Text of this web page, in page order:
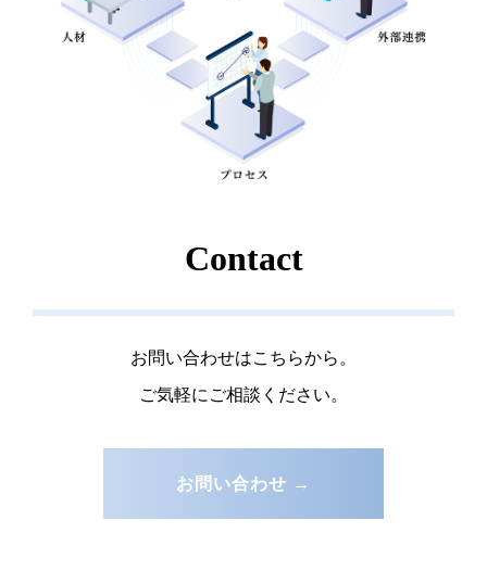
Contact
お問い合わせはこちらから。
ご気軽にご相談ください。
お問い合わせ →